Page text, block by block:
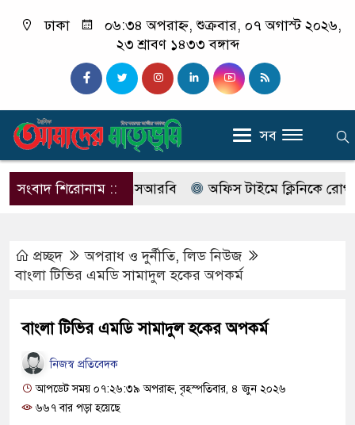
ঢাকা
০৬:৩৪ অপরাহ্ন, শুক্রবার, ০৭ অগাস্ট ২০২৬,
২৩ শ্রাবণ ১৪৩৩ বঙ্গাব্দ
সব
সংবাদ শিরোনাম ::
বদলে আসছে এসআরবি অফিস টাইমে ক্লিনিকে রোগী
প্রচ্ছদ অপরাধ ‍ও দুর্নীতি,লিড নিউজ
বাংলা টিভির এমডি সামাদুল হকের অপকর্ম
বাংলা টিভির এমডি সামাদুল হকের অপকর্ম
নিজস্ব প্রতিবেদক
আপডেট সময় ০৭:২৬:৩৯ অপরাহ্ন, বৃহস্পতিবার, ৪ জুন ২০২৬
৬৬৭ বার পড়া হয়েছে